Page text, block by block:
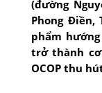
(đường
Phong Điền,
phẩm
trở thành
OCOP thu